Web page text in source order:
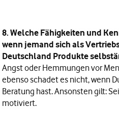
8. Welche Fähigkeiten und
wenn jemand sich als
Deutschland Produkte
Angst oder Hemmungen vor
ebenso schadet es nicht, wenn
Beratung hast. Ansonsten gilt:
motiviert.